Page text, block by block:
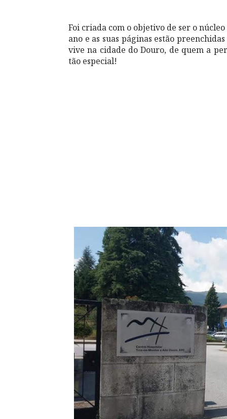
Foi criada com o objetivo de ser o
ano e as suas páginas estão
vive na cidade do Douro, de quem a
tão especial!